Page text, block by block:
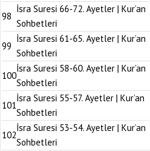
98
İsra Suresi 66-72. Ayetler | Kur’an
Sohbetleri
99
İsra Suresi 61-65. Ayetler | Kur’an
Sohbetleri
100
İsra Suresi 58-60. Ayetler | Kur’an
Sohbetleri
101
İsra Suresi 55-57. Ayetler | Kur’an
Sohbetleri
102
İsra Suresi 53-54. Ayetler | Kur’an
Sohbetleri